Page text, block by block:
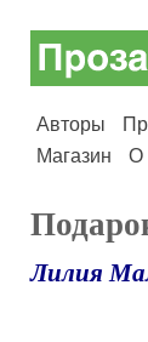
Авторы
Магазин
О
Лилия